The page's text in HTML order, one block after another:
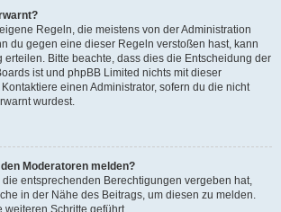
Regeln, die meistens von der Administration
du gegen eine dieser Regeln verstoßen hast, kann
erteilen. Bitte beachte, dass dies die Entscheidung der
ist und phpBB Limited nichts mit dieser
einen Administrator, sofern du die nicht
wurdest.
Moderatoren melden?
entsprechenden Berechtigungen vergeben hat,
in der Nähe des Beitrags, um diesen zu melden.
Schritte geführt.